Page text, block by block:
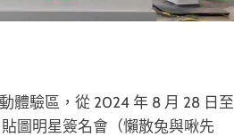
體驗區，從 2024 年 8 月 28 日至
圖明星簽名會（懶散兔與啾先